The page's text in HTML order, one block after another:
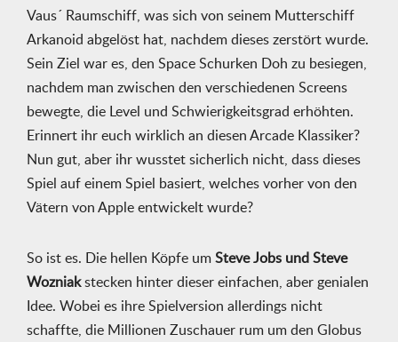
Vaus´ Raumschiff, was sich von seinem Mutterschiff
Arkanoid abgelöst hat, nachdem dieses zerstört wurde.
Sein Ziel war es, den Space Schurken Doh zu besiegen,
nachdem man zwischen den verschiedenen Screens
bewegte, die Level und Schwierigkeitsgrad erhöhten.
Erinnert ihr euch wirklich an diesen Arcade Klassiker?
Nun gut, aber ihr wusstet sicherlich nicht, dass dieses
Spiel auf einem Spiel basiert, welches vorher von den
Vätern von Apple entwickelt wurde?
So ist es. Die hellen Köpfe um Steve Jobs und Steve
Wozniakstecken hinter dieser einfachen, aber genialen
Idee. Wobei es ihre Spielversion allerdings nicht
schaffte, die Millionen Zuschauer rum um den Globus